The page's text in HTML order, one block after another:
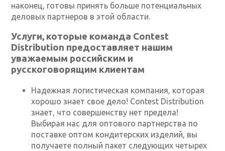
наконец, готовы принять больше потенциальных
деловых партнеров в этой области.
Услуги, которые команда Contest
Distribution предоставляет нашим
уважаемым российским и
русскоговорящим клиентам
Надежная логистическая компания, которая
хорошо знает свое дело! Contest Distribution
знает, что совершенству нет предела!
Выбирая нас для оптового партнерства по
поставке оптом кондитерских изделий, вы
получаете полный пакет следующих четырех